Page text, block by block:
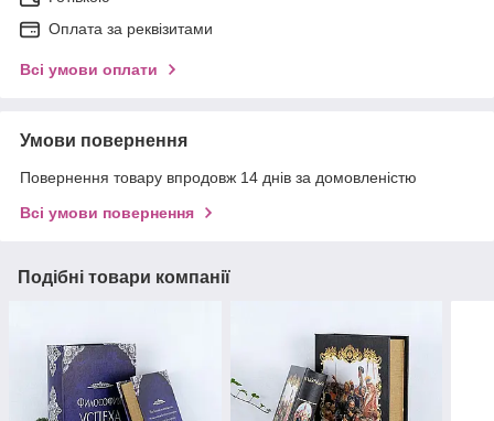
Оплата за реквізитами
Всі умови оплати
Умови повернення
Повернення товару впродовж 14 днів за домовленістю
Всі умови повернення
Подібні товари компанії